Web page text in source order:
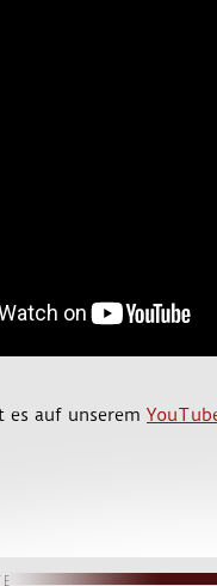
unserem